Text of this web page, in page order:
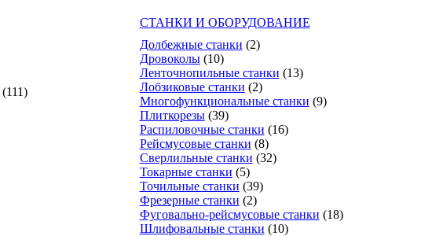
(111)
СТАНКИ И ОБОРУДОВАНИЕ
Долбежные станки (2)
Дровоколы (10)
Ленточнопильные станки (13)
Лобзиковые станки (2)
Многофункциональные станки (9)
Плиткорезы (39)
Распиловочные станки (16)
Рейсмусовые станки (8)
Сверлильные станки (32)
Токарные станки (5)
Точильные станки (39)
Фрезерные станки (2)
Фуговально-рейсмусовые станки (18)
Шлифовальные станки (10)